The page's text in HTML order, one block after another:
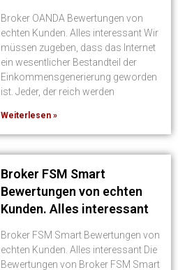
Broker OANDA Bewertungen von
echten Kunden. Alles interessant Wir
müssen zugeben, dass das Internet
ein wesentlicher Bestandteil der
Einkommensgenerierung geworden
ist. Jeder, der reich werden
Weiterlesen »
Broker FSM Smart
Bewertungen von echten
Kunden. Alles interessant
Broker FSM Smart Bewertungen von
echten Kunden. Alles interessant Die
Bewertungen von Broker FSM Smart